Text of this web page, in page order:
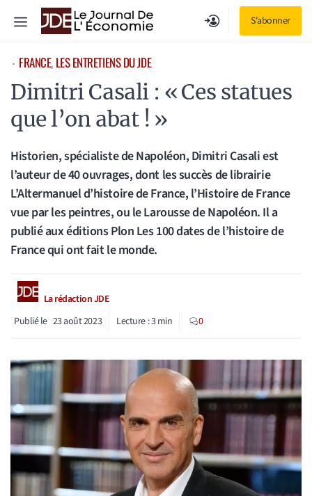
S'abonner
Menu
⋅ FRANCE, LES ENTRETIENS DU JDE
Dimitri Casali : « Ces statues
que l’on abat ! »
Historien, spécialiste de Napoléon, Dimitri Casali est
l’auteur de 40 ouvrages, dont les succès de librairie
L’Altermanuel d’histoire de France, l’Histoire de France
vue par les peintres, ou le Larousse de Napoléon. Il a
publié aux éditions Plon Les 100 dates de l’histoire de
France qui ont fait le monde.
La rédaction JDE
Publié le 23 août 2023 Lecture :3min 0